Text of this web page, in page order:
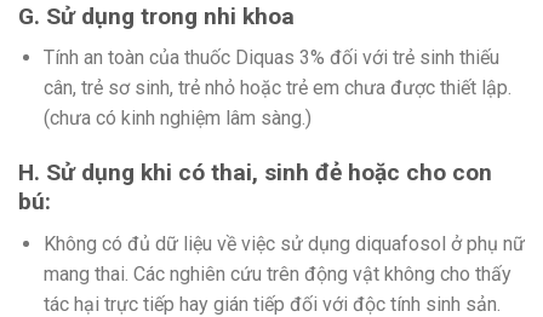
G. Sử dụng trong nhi khoa
Tính an toàn của thuốc Diquas 3% đối với trẻ sinh thiếu
cân, trẻ sơ sinh, trẻ nhỏ hoặc trẻ em chưa được thiết lập.
(chưa có kinh nghiệm lâm sàng.)
H. Sử dụng khi có thai, sinh đẻ hoặc cho con
bú:
Không có đủ dữ liệu về việc sử dụng diquafosol ở phụ nữ
mang thai. Các nghiên cứu trên động vật không cho thấy
tác hại trực tiếp hay gián tiếp đối với độc tính sinh sản.